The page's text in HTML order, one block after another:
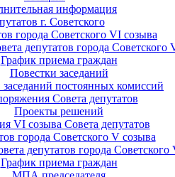
информация
г. Советского
города Советского VI созыва
депутатов города Советского
График приема граждан
Повестки заседаний
постоянных комиссий
Совета депутатов
Проекты решений
VI созыва Совета депутатов
города Советского V созыва
депутатов города Советского
График приема граждан